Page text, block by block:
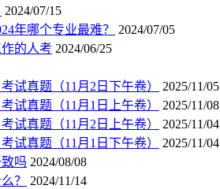
2024/07/15
年哪个专业最难？
2024/07/05
的人考 2024/06/25
试真题（11月2日下午卷）
2025/11/05
试真题（11月1日上午卷）
2025/11/08
试真题（11月2日上午卷）
2025/11/04
试真题（11月1日下午卷）
2025/11/04
吗 2024/08/08
？
2024/11/14